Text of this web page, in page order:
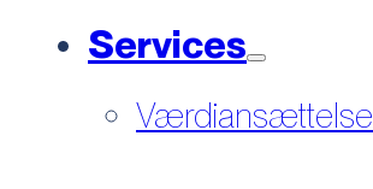
Services